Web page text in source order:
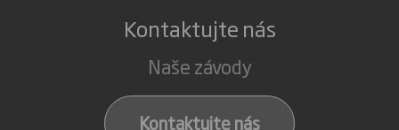
Kontaktujte nás
Naše závody
Kontaktujte nás